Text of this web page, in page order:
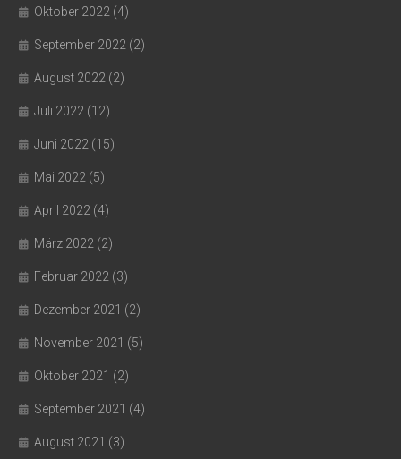
Oktober 2022 (4)
September 2022 (2)
August 2022 (2)
Juli 2022 (12)
Juni 2022 (15)
Mai 2022 (5)
April 2022 (4)
März 2022 (2)
Februar 2022 (3)
Dezember 2021 (2)
November 2021 (5)
Oktober 2021 (2)
September 2021 (4)
August 2021 (3)